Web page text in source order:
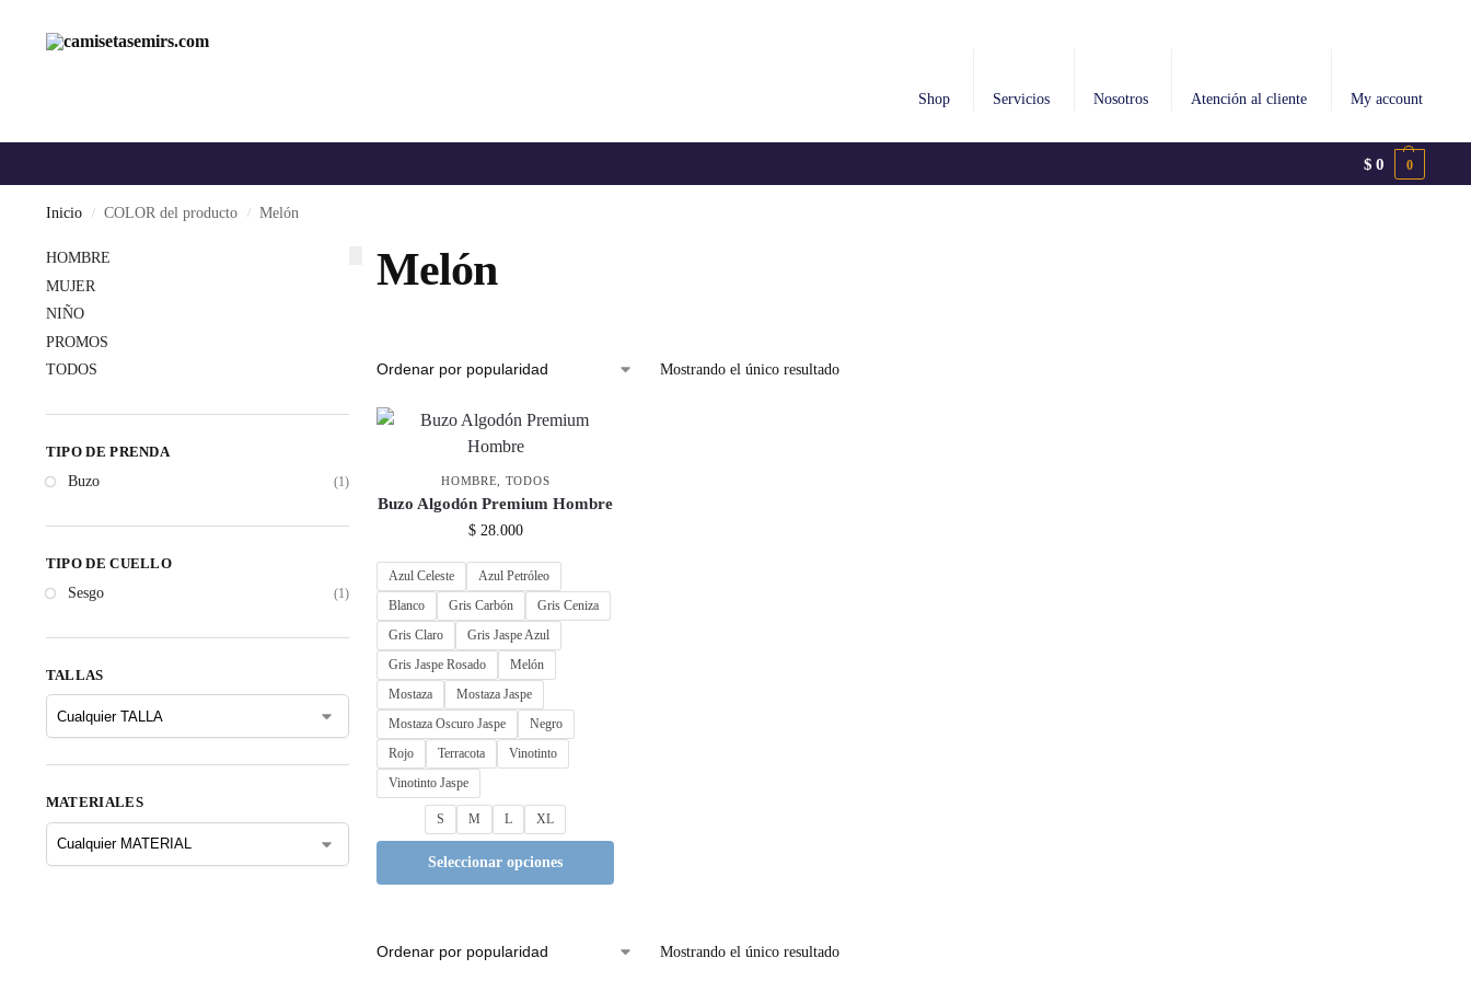
Shop Servicios Nosotros Atención al cliente My account
$ 0 0
Inicio / COLOR del producto / Melón
Melón
Mostrando el único resultado
HOMBRE TODOS
Buzo Algodón Premium Hombre
$28.000
Azul Celeste
Azul Petróleo
Blanco
Gris Carbón
Gris Ceniza
Gris Claro
Gris Jaspe Azul
Gris Jaspe Rosado
Melón
Mostaza
Mostaza Jaspe
Mostaza Oscuro Jaspe
Negro
Rojo
Terracota
Vinotinto
Vinotinto Jaspe
S M L XL
Seleccionar opciones
Mostrando el único resultado
HOMBRE
MUJER
NIÑO
PROMOS
TODOS
TIPO DE PRENDA
Buzo
(1)
TIPO DE CUELLO
Sesgo
(1)
TALLAS
MATERIALES